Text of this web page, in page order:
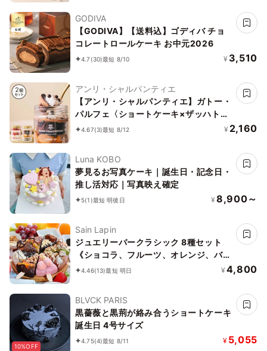
GODIVA
【GODIVA】【送料込】ゴディバ チョ
コレートロールケーキ お中元2026
4.7 (30)最短 8/10 ¥ 3,510
アンリ・シャルパンティエ
【アンリ・シャルパンティエ】ガトー・
パルフェ〈ショートケーキ×ザッハトル
テ〉
4.67(3)最短 8/12 ¥ 2,160
Luna KOBO
夢見るお写真ケーキ｜誕生日・記念日・
推し活対応｜写真映え確定
5(1)最短 明後日 ¥ 8,900～
Sain Lapin
ジュエリーバークラシック 8種セット
《ショコラ、フルーツ、オレンジ、バニ
ラ、キャラメル、紅茶、ストロベリー、
4.46(13)最短 明日 ¥ 4,800
10%OFF
BLVCK PARIS
黒薔薇と黒荊が絡み合うショートケーキ
誕生日 4号サイズ
4.75(4)最短 8/11 ¥ 5,055